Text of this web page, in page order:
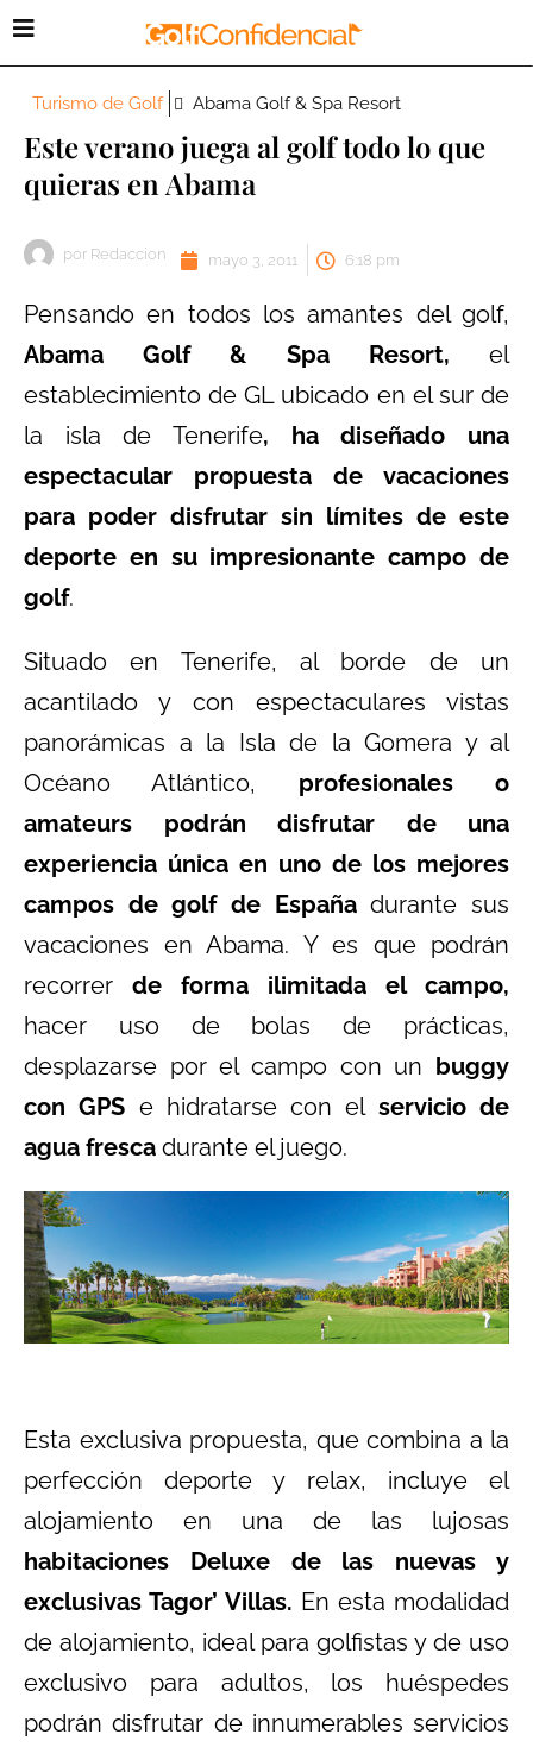
Turismo de Golf Abama Golf & Spa Resort
Este verano juega al golf todo lo que
quieras en Abama
por Redaccion mayo 3, 2011 6:18 pm
Pensando en todos los amantes del golf,
Abama Golf & Spa Resort, el
establecimiento de GL ubicado en el sur de
la isla de Tenerife, ha diseñado una
espectacular propuesta de vacaciones
para poder disfrutar sin límites de este
deporte en su impresionante campo de
golf.
Situado en Tenerife, al borde de un
acantilado y con espectaculares vistas
panorámicas a la Isla de la Gomera y al
Océano Atlántico, profesionales o
amateurs podrán disfrutar de una
experiencia única en uno de los mejores
campos de golf de Españadurante sus
vacaciones en Abama. Y es que podrán
recorrer de forma ilimitada el campo,
hacer uso de bolas de prácticas,
desplazarse por el campo con un buggy
con GPS e hidratarse con el servicio de
agua fresca durante el juego.
Esta exclusiva propuesta, que combina a la
perfección deporte y relax, incluye el
alojamiento en una de las lujosas
habitaciones Deluxe de las nuevas y
exclusivas Tagor’ Villas. En esta modalidad
de alojamiento, ideal para golfistas y de uso
exclusivo para adultos, los huéspedes
podrán disfrutar de innumerables servicios